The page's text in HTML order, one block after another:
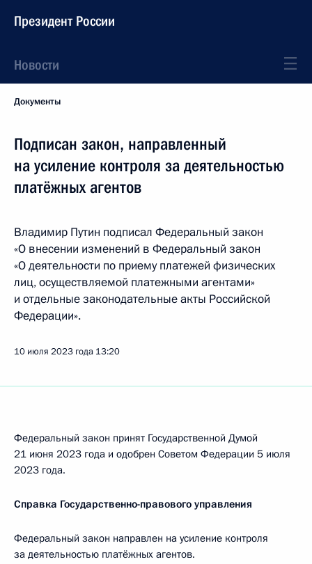
Президент России
Новости
Документы
Подписан закон, направленный
на усиление контроля за деятельностью
платёжных агентов
Владимир Путин подписал Федеральный закон
«О внесении изменений в Федеральный закон
«О деятельности по приему платежей физических
лиц, осуществляемой платежными агентами»
и отдельные законодательные акты Российской
Федерации».
10 июля 2023 года 13:20
Федеральный закон принят Государственной Думой
21 июня 2023 года и одобрен Советом Федерации 5 июля
2023 года.
Справка Государственно-правового управления
Федеральный закон направлен на усиление контроля
за деятельностью платёжных агентов.